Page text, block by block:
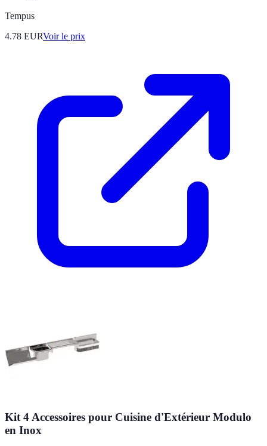
Tempus
4.78 EURVoir le prix
Kit 4 Accessoires pour Cuisine d'Extérieur Modulo
en Inox